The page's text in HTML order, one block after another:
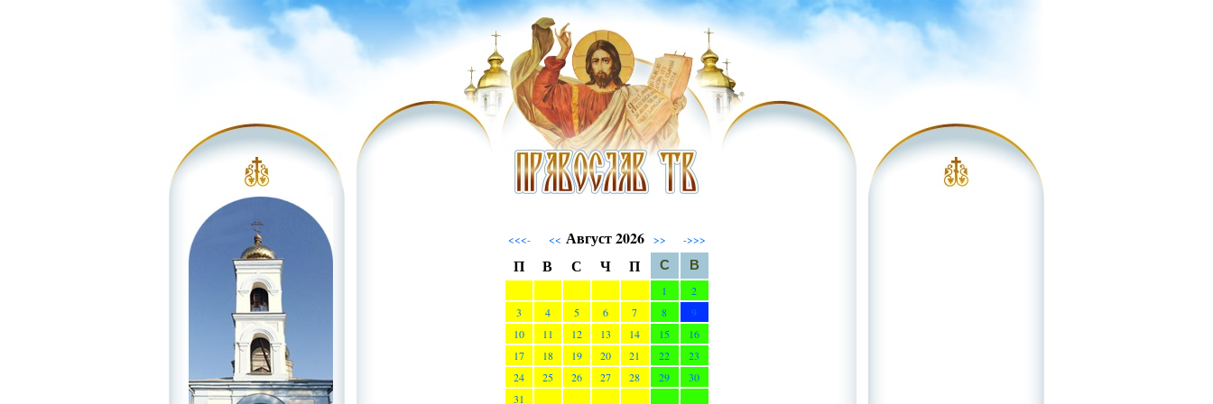
<<<- << Август 2026 >> ->>>
П В С Ч П С
В
1
2
3
4 5 6 7 8
9
10
11 12 13 14 15
16
17
18 19 20 21 22
23
24
25 26 27 28 29
30
31